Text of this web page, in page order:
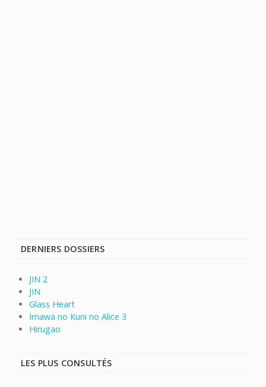
DERNIERS DOSSIERS
JIN 2
JIN
Glass Heart
Imawa no Kuni no Alice 3
Hirugao
LES PLUS CONSULTÉS